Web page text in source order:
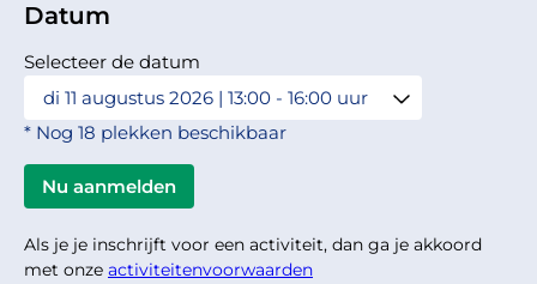
Datum
Selecteer de datum
* Nog 18 plekken beschikbaar
Als je je inschrijft voor een activiteit, dan ga je akkoord
met onze activiteitenvoorwaarden